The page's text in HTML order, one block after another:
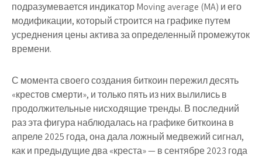
подразумевается индикатор Moving average (MA) и его
модификации, который строится на графике путем
усреднения цены актива за определенный промежуток
времени.
С момента своего создания биткоин пережил десять
«крестов смерти», и только пять из них вылились в
продолжительные нисходящие тренды. В последний
раз эта фигура наблюдалась на графике биткоина в
апреле 2025 года, она дала ложный медвежий сигнал,
как и предыдущие два «креста» — в сентябре 2023 года